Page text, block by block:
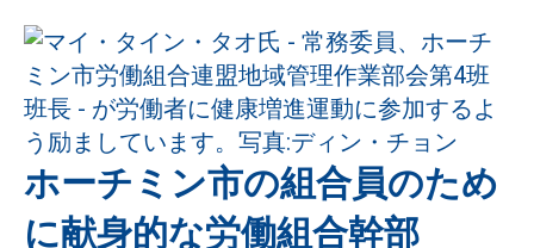
ホーチミン市の組合員のため
に献身的な労働組合幹部